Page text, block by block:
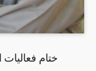
ختام فعاليات